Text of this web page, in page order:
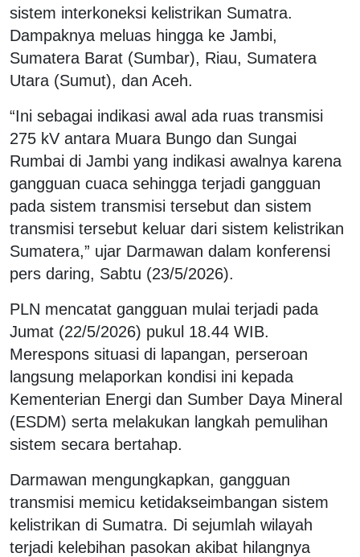
sistem interkoneksi kelistrikan Sumatra.
Dampaknya meluas hingga ke Jambi,
Sumatera Barat (Sumbar), Riau, Sumatera
Utara (Sumut), dan Aceh.
“Ini sebagai indikasi awal ada ruas transmisi
275 kV antara Muara Bungo dan Sungai
Rumbai di Jambi yang indikasi awalnya karena
gangguan cuaca sehingga terjadi gangguan
pada sistem transmisi tersebut dan sistem
transmisi tersebut keluar dari sistem kelistrikan
Sumatera,” ujar Darmawan dalam konferensi
pers daring, Sabtu (23/5/2026).
PLN mencatat gangguan mulai terjadi pada
Jumat (22/5/2026) pukul 18.44 WIB.
Merespons situasi di lapangan, perseroan
langsung melaporkan kondisi ini kepada
Kementerian Energi dan Sumber Daya Mineral
(ESDM) serta melakukan langkah pemulihan
sistem secara bertahap.
Darmawan mengungkapkan, gangguan
transmisi memicu ketidakseimbangan sistem
kelistrikan di Sumatra. Di sejumlah wilayah
terjadi kelebihan pasokan akibat hilangnya